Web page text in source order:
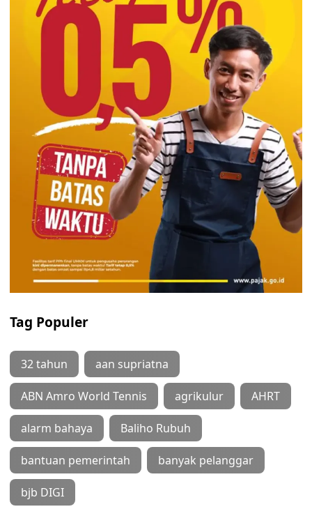
Tag Populer
32 tahun aan supriatna
ABN Amro World Tennis agrikulur AHRT
alarm bahaya Baliho Rubuh
bantuan pemerintah banyak pelanggar
bjb DIGI